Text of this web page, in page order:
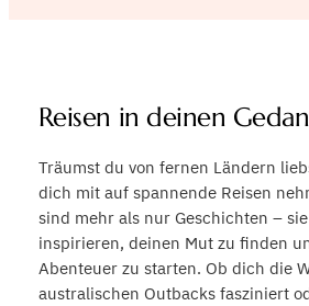
Reisen in deinen
Träumst du von fernen Ländern
dich mit auf spannende Reisen
sind mehr als nur Geschichten –
inspirieren, deinen Mut zu finden
Abenteuer zu starten. Ob dich die
australischen Outbacks fasziniert